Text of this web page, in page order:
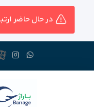
در حال حاضر